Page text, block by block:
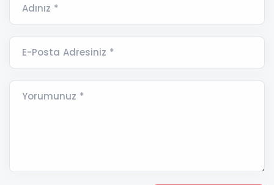
Adınız *
E-Posta Adresiniz *
Yorumunuz *